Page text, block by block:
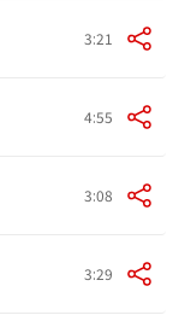
3:21
4:55
3:08
3:29